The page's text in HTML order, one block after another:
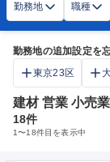
勤務地 職種
勤務地の追加設定を
東京23区
建材 営業 小売
18件
1〜18件目を表示中